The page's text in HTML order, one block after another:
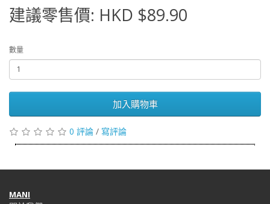
建議零售價: HKD $89.90
數量
加入購物車
0 評論 / 寫評論
MANI